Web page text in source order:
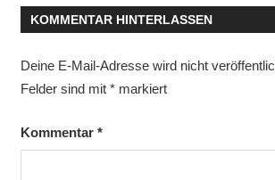
KOMMENTAR HINTERLASSEN
Deine E-Mail-Adresse wird nicht
Felder sind mit *markiert
Kommentar *